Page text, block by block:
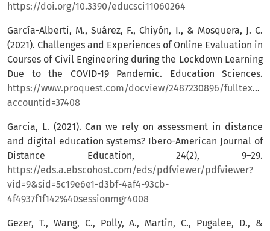
https://doi.org/10.3390/educsci11060264
García-Alberti, M., Suárez, F., Chiyón, I., & Mosquera, J. C.
(2021). Challenges and Experiences of Online Evaluation in
Courses of Civil Engineering during the Lockdown Learning
Due to the COVID-19 Pandemic. Education Sciences.
https://www.proquest.com/docview/2487230896/fulltextPDF/
accountid=37408
Garcia, L. (2021). Can we rely on assessment in distance
and digital education systems? Ibero-American Journal of
Distance Education, 24(2), 9–29.
https://eds.a.ebscohost.com/eds/pdfviewer/pdfviewer?
vid=9&sid=5c19e6e1-d3bf-4af4-93cb-
4f4937f1f142%40sessionmgr4008
Gezer, T., Wang, C., Polly, A., Martin, C., Pugalee, D., &